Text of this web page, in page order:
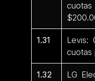
1.31
Levis:
cuotas
1.32
LG